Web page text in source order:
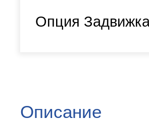
Опция
Описание